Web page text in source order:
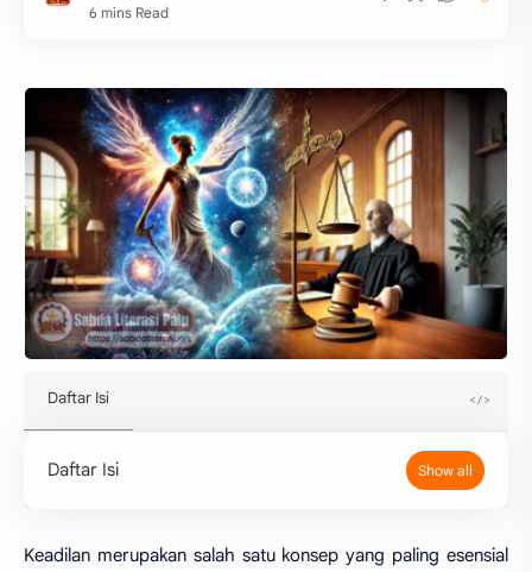
6 mins Read
Daftar Isi
Keadilan merupakan salah satu konsep yang paling esensial